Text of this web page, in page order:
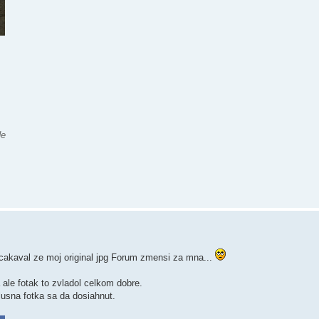
ze moj original jpg Forum zmensi za mna...
fotak to zvladol celkom dobre.
fotka sa da dosiahnut.